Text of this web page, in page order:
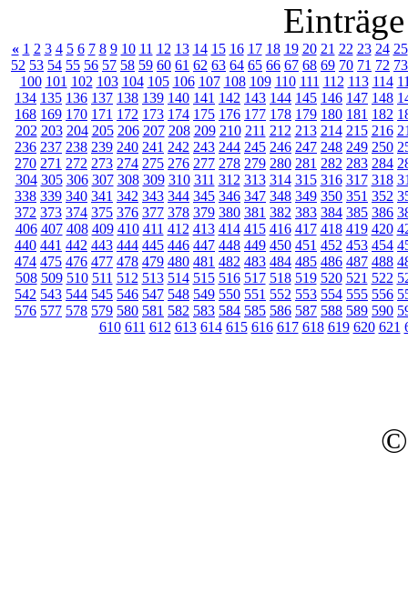
« 1 2 3 4 5 6 7 8 9 10 11 12 13 14 15 16 17 18 19 20 21 22 23 24 25
52 53 54 55 56 57 58 59 60 61 62 63 64 65 66 67 68 69 70 71 72 73
100 101 102 103 104 105 106 107 108 109 110 111 112 113 114
134 135 136 137 138 139 140 141 142 143 144 145 146 147 148
168 169 170 171 172 173 174 175 176 177 178 179 180 181 182
202 203 204 205 206 207 208 209 210 211 212 213 214 215 216
236 237 238 239 240 241 242 243 244 245 246 247 248 249 250
270 271 272 273 274 275 276 277 278 279 280 281 282 283 284
304 305 306 307 308 309 310 311 312 313 314 315 316 317 318
338 339 340 341 342 343 344 345 346 347 348 349 350 351 352
372 373 374 375 376 377 378 379 380 381 382 383 384 385 386
406 407 408 409 410 411 412 413 414 415 416 417 418 419 420
440 441 442 443 444 445 446 447 448 449 450 451 452 453 454
474 475 476 477 478 479 480 481 482 483 484 485 486 487 488
508 509 510 511 512 513 514 515 516 517 518 519 520 521 522
542 543 544 545 546 547 548 549 550 551 552 553 554 555 556
576 577 578 579 580 581 582 583 584 585 586 587 588 589 590
610 611 612 613 614 615 616 617 618 619 620 621